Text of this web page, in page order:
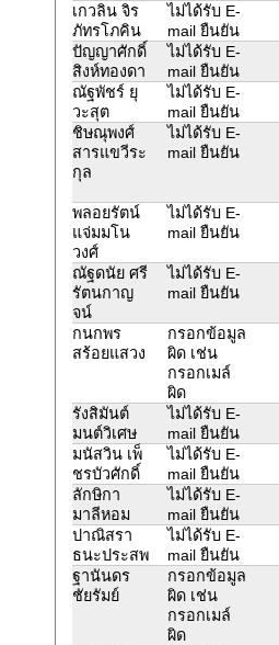
เกวลิน จิร
ภัทรโภคิน
ไม่ได้รับ E-
mail ยืนยัน
ปัญญาศักดิ์
สิงห์ทองดา
ไม่ได้รับ E-
mail ยืนยัน
ณัฐพัชร์ ยุ
วะสุต
ไม่ได้รับ E-
mail ยืนยัน
ชิษณุพงศ์
สารแขวีระ
กุล
ไม่ได้รับ E-
mail ยืนยัน
พลอยรัตน์
แจ่มมโน
วงศ์
ไม่ได้รับ E-
mail ยืนยัน
ณัฐ​ดนัย​ ศรี
รัตน​กาญ
จน์​
ไม่ได้รับ E-
mail ยืนยัน
กนกพร
สร้อยแสวง
กรอกข้อมูล
ผิด เช่น
กรอกเมล์
ผิด
รังสิมันต์
มนต์วิเศษ
ไม่ได้รับ E-
mail ยืนยัน
มนัสวิน เพ็
ชรบัวศักดิ์
ไม่ได้รับ E-
mail ยืนยัน
ลักษิกา
มาลีหอม
ไม่ได้รับ E-
mail ยืนยัน
ปาณิสรา
ธนะประสพ
ไม่ได้รับ E-
mail ยืนยัน
ฐานันดร
ชัยรัมย์
กรอกข้อมูล
ผิด เช่น
กรอกเมล์
ผิด